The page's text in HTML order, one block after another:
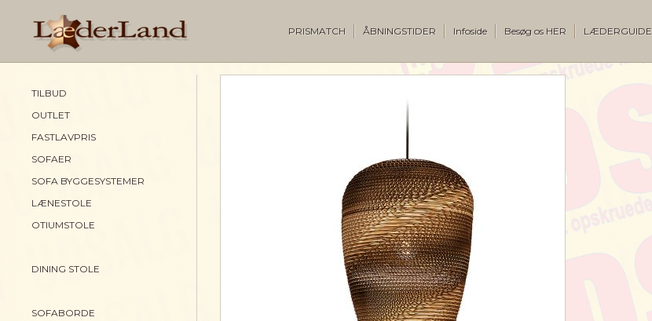
PRISMATCH ÅBNINGSTIDER Infoside Besøg os HER LÆDERGUIDE
TILBUD
OUTLET
FASTLAVPRIS
SOFAER
SOFA BYGGESYSTEMER
LÆNESTOLE
OTIUMSTOLE
DINING STOLE
SOFABORDE